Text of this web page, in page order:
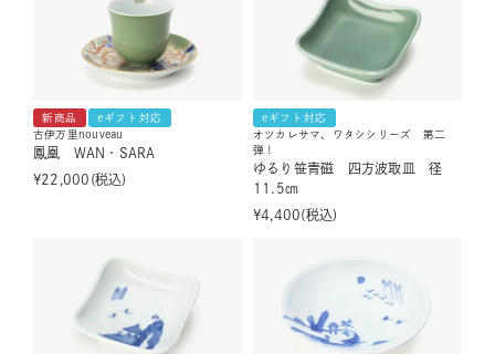
新商品
eギフト対応
古伊万里nouveau
鳳凰 WAN・SARA
¥22,000 税込
eギフト対応
オツカレサマ、ワタシシリーズ 第二
弾！
ゆるり笹青磁 四方波取皿 径
11.5㎝
¥4,400 税込